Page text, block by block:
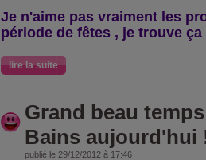
Je n'aime pas vraiment les
période de fêtes , je trouve
lire la suite
Grand beau
Bains aujourd'hui
publié le 29/12/2012 à 17:46